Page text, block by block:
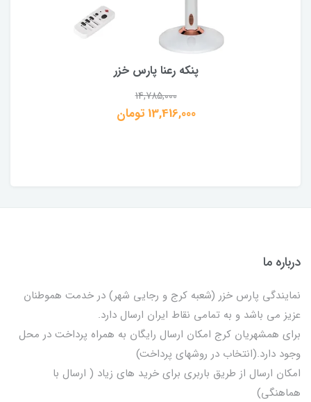
پنکه رعنا پارس خزر
14,785,000
13,416,000 تومان
درباره ما
نمایندگی پارس خزر (شعبه کرج و رجایی شهر) در خدمت هموطنان
عزیز می باشد و به تمامی نقاط ایران ارسال دارد.
برای همشهریان کرج امکان ارسال رایگان به همراه پرداخت در محل
وجود دارد.(انتخاب در روشهای پرداخت)
امکان ارسال از طریق باربری برای خرید های زیاد ( ارسال با
هماهنگی)